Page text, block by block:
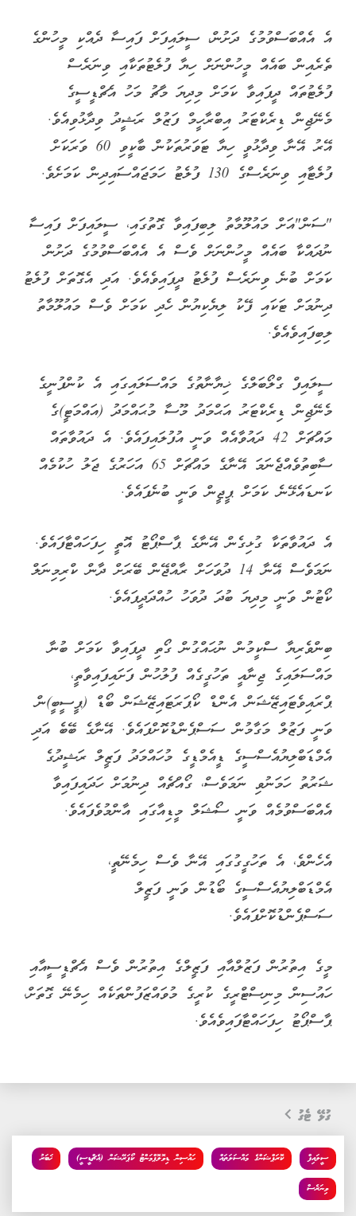
އެ އެއްބަސްވުމުގެ ދަށުން، ސީލައިފަށް ފައިސާ ދެއްކި މީހުންގެ
ތެރެއިން ބައެއް މީހުންނަށް ހިޔާ ފުލެޓުތަކާއި ވިނަރެސް
ފުލެޓުތައް ދީފައިވާ ކަމަށް މިދިޔަ މާޗު މަހު އެޗްޑީސީގެ
މެނޭޖިން ޑިރެކްޓަރު އިބްރާހީމް ފަޒުލް ރަޝީދު ވިދާޅުވިއެވެ.
އޭރު އޭނާ ވިދާޅުވީ ހިޔާ ޓަވަރުތަކުން ބާކީވި 60 ވަރަކަށް
ފުލެޓާއި ވިނަރެސްގެ 130 ފުލެޓު ހަމަޖައްސައިދިން ކަމަށެވެ.
"ސަން"އަށް މައުލޫމާތު ލިބިފައިވާ ގޮތުގައި، ސީލައިފަށް ފައިސާ
ނުދައްކާ ބައެއް މީހުންނަށް ވެސް އެ އެއްބަސްވުމުގެ ދަށުން
ކަމަށް ބުނެ ވިނަރެސް ފުލެޓު ދީފައިވެއެވެ. އަދި އެގޮތަށް ފުލެޓު
ދިނުމަށް ޓަކައި ފޭކު ލިޔެކިޔުން ހެދި ކަމަށް ވެސް މައުލޫމާތު
ލިބިފައިވެއެވެ.
ސީލައިފް ގްލޯބަލްގެ ޚިޔާނާތުގެ މައްސަލައިގައި އެ ކުންފުނީގެ
މެނޭޖިން ޑިރެކްޓަރު އަޙްމަދު މޫސާ މުޙައްމަދު (އައްމަޓީ)ގެ
މައްޗަށް 42 ދައުވާއެއް ވަނީ އުފުލައިފައެވެ. އެ ދައުވާތައް
ސާބިތުވެއްޖެނަމަ އޭނާގެ މައްޗަށް 65 އަހަރުގެ ޖަލު ހުކުމެއް
ކަނޑައެޅޭނެ ކަމަށް ޕީޖީން ވަނީ ބުނެފައެވެ.
އެ ދައުވާތަކާ ގުޅިގެން އޭނާގެ ޕާސްޕޯޓު އޮތީ ހިފަހައްޓާފައެވެ.
ނަމަވެސް އޭނާ 14 ދުވަހަށް ރާއްޖޭން ބޭރަށް ދާން ކްރިމިނަލް
ކޯޓުން ވަނީ މިދިޔަ ބުދަ ދުވަހު ހުއްދަދީފައެވެ.
ބިންވެރިޔާ ސްކީމުން ނުހައްގުން ގޯތި ދީފައިވާ ކަމަށް ބުނާ
މައްސަލައިގެ ޖިނާއީ ތަހުގީގެއް ފުލުހުން ފަށައިފައިވާތީ،
ޕްރައިވެޓައިޒޭޝަން އެންޑް ކޯޕަރަޓައިޒޭޝަން ބޯޑް (ޕީސީބީ)ން
ވަނީ ފަޒުލް މަގާމުން ސަސްޕެންޑުކޮށްފައެވެ. އޭނާގެ ބޭބެ އަދި
އެމްޑަބްލިޔުއެސްސީގެ ޑީއެމްޑީގެ މުހައްމަދު ފަޒީލް ރަޝީދުގެ
ޝަރުތު ހަމަނުވި ނަމަވެސް، ގޯއްޗެއް ދިނުމަށް ހަދައިފައިވާ
އެއްބަސްވުމެއް ވަނީ ސޯޝަލް މީޑިއާގައި އާންމުވެފައެވެ.
އެހެންވެ، އެ ތަހުގީގުގައި އޭނާ ވެސް ހިމެނޭތީ،
އެމްޑަބްލިޔުއެސްސީގެ ބޯޑުން ވަނީ ފަޒީލް
ސަސްޕެންޑުކޮށްފައެވެ.
މީގެ އިތުރުން ފަޒުލްއާއި ފަޒީލްގެ އިތުރުން ވެސް އެޗްޑީސީއާއި
ހައުސިން މިނިސްޓްރީގެ ކުރީގެ މުވައްޒަފުންތަކެއް ހިމެނޭ ގޮތަށް،
ޕާސްޕޯޓު ހިފަހައްޓާފައިވެއެވެ.
ގުޅޭ ޓެގު
ޚަބަރު ހައުސިން ޑިވޮލޮޕްމަންޓު ކޯޕަރޭޝަން (އެޗްޑީސީ) ކޮރަޕްޝަންގެ މައްސަލަތައް ސީލައިފް
ވިނަރެސް